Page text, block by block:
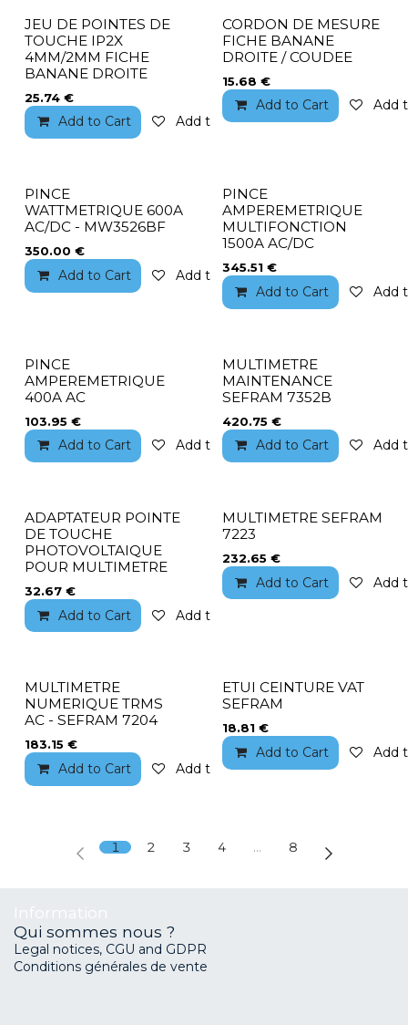
JEU DE POINTES DE
TOUCHE IP2X
4MM/2MM FICHE
BANANE DROITE
25.74 €
Add to Cart Add to wishlist
CORDON DE MESURE
FICHE BANANE
DROITE / COUDEE
15.68 €
Add to Cart Add
PINCE
WATTMETRIQUE 600A
AC/DC - MW3526BF
350.00 €
Add to Cart Add to wishlist
PINCE
AMPEREMETRIQUE
MULTIFONCTION
1500A AC/DC
345.51 €
Add to Cart Add
PINCE
AMPEREMETRIQUE
400A AC
103.95 €
Add to Cart Add to wishlist
MULTIMETRE
MAINTENANCE
SEFRAM 7352B
420.75 €
Add to Cart Add
ADAPTATEUR POINTE
DE TOUCHE
PHOTOVOLTAIQUE
POUR MULTIMETRE
32.67 €
Add to Cart Add to wishlist
MULTIMETRE SEFRAM
7223
232.65 €
Add to Cart Add
MULTIMETRE
NUMERIQUE TRMS
AC - SEFRAM 7204
183.15 €
Add to Cart Add to wishlist
ETUI CEINTURE VAT
SEFRAM
18.81 €
Add to Cart Add
1 2 3 4 … 8
Qui sommes nous ?
Legal notices, CGU and GDPR
Conditions générales de vente